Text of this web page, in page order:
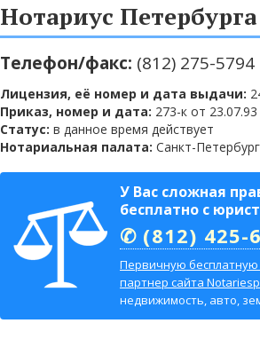
Нотариус
Телефон/факс: (812) 275-5794
Лицензия, её номер и дата выдачи:
Приказ, номер и дата: 273-к от 23.07.93
Статус: в данное время действует
Нотариальная палата: Санкт-
У Вас сложная
бесплатно с
✆ (812) 425-
Первичную бесплатную
партнер сайта
недвижимость, авто,